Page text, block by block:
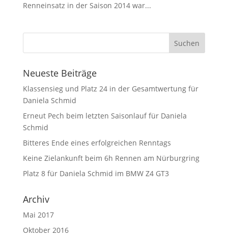
Renneinsatz in der Saison 2014 war...
Neueste Beiträge
Klassensieg und Platz 24 in der Gesamtwertung für
Daniela Schmid
Erneut Pech beim letzten Saisonlauf für Daniela
Schmid
Bitteres Ende eines erfolgreichen Renntags
Keine Zielankunft beim 6h Rennen am Nürburgring
Platz 8 für Daniela Schmid im BMW Z4 GT3
Archiv
Mai 2017
Oktober 2016